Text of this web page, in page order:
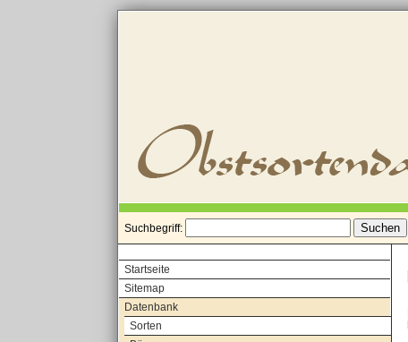
Suchbegriff:
Startseite
Sitemap
Datenbank
Sorten